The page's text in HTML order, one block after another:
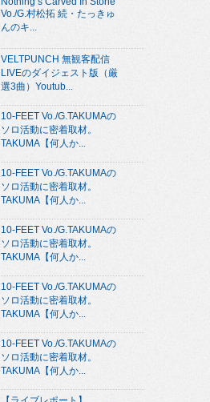
Vo./G.村松拓 続・たっきゅ
んのキ...
VELTPUNCH 無観客配信
LIVEのダイジェスト版（厳
選3曲）Youtub...
10-FEET Vo./G.TAKUMAの
ソロ活動に密着取材。
TAKUMA【何人か...
10-FEET Vo./G.TAKUMAの
ソロ活動に密着取材。
TAKUMA【何人か...
10-FEET Vo./G.TAKUMAの
ソロ活動に密着取材。
TAKUMA【何人か...
10-FEET Vo./G.TAKUMAの
ソロ活動に密着取材。
TAKUMA【何人か...
10-FEET Vo./G.TAKUMAの
ソロ活動に密着取材。
TAKUMA【何人か...